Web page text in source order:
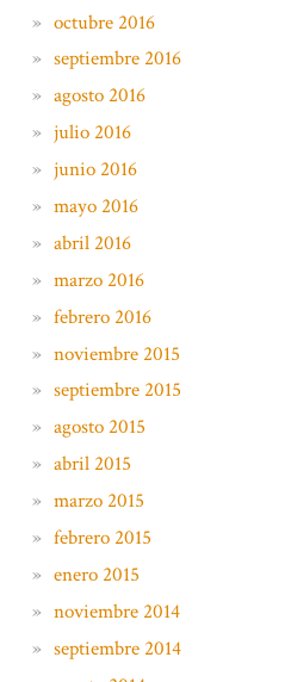
octubre 2016
septiembre 2016
agosto 2016
julio 2016
junio 2016
mayo 2016
abril 2016
marzo 2016
febrero 2016
noviembre 2015
septiembre 2015
agosto 2015
abril 2015
marzo 2015
febrero 2015
enero 2015
noviembre 2014
septiembre 2014